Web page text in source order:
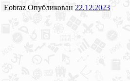
Eobraz Опубликован 22.12.2023